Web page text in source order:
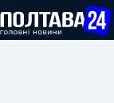
вмісту